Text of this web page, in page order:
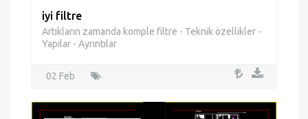
iyi filtre
Artıkların zamanda komple filtre - Teknik özellikler -
Yapılar - Ayrıntılar
02 Feb